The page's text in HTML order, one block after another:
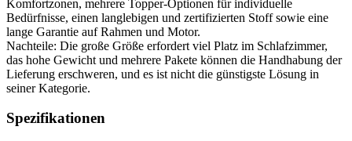
Komfortzonen, mehrere Topper-Optionen für individuelle
Bedürfnisse, einen langlebigen und zertifizierten Stoff sowie eine
lange Garantie auf Rahmen und Motor.
Nachteile: Die große Größe erfordert viel Platz im Schlafzimmer,
das hohe Gewicht und mehrere Pakete können die Handhabung der
Lieferung erschweren, und es ist nicht die günstigste Lösung in
seiner Kategorie.
Spezifikationen